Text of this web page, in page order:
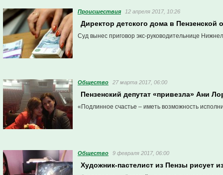
Проиcшествия 12 апреля 2017, 10:26
Директор детского дома в
Суд вынес приговор экс-руководительнице
Общество 27 марта 2017, 06:00
Пензенский депутат «привезла» Ани
«Подлинное счастье – иметь возможность
Общество 9 февраля 2017, 06:00
Художник-пастелист из Пензы рисует